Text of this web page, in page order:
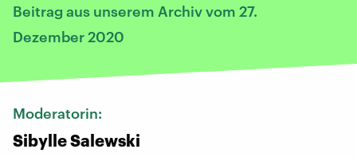
Beitrag aus unserem Archiv vom 27.
Dezember 2020
Moderatorin:
Sibylle Salewski